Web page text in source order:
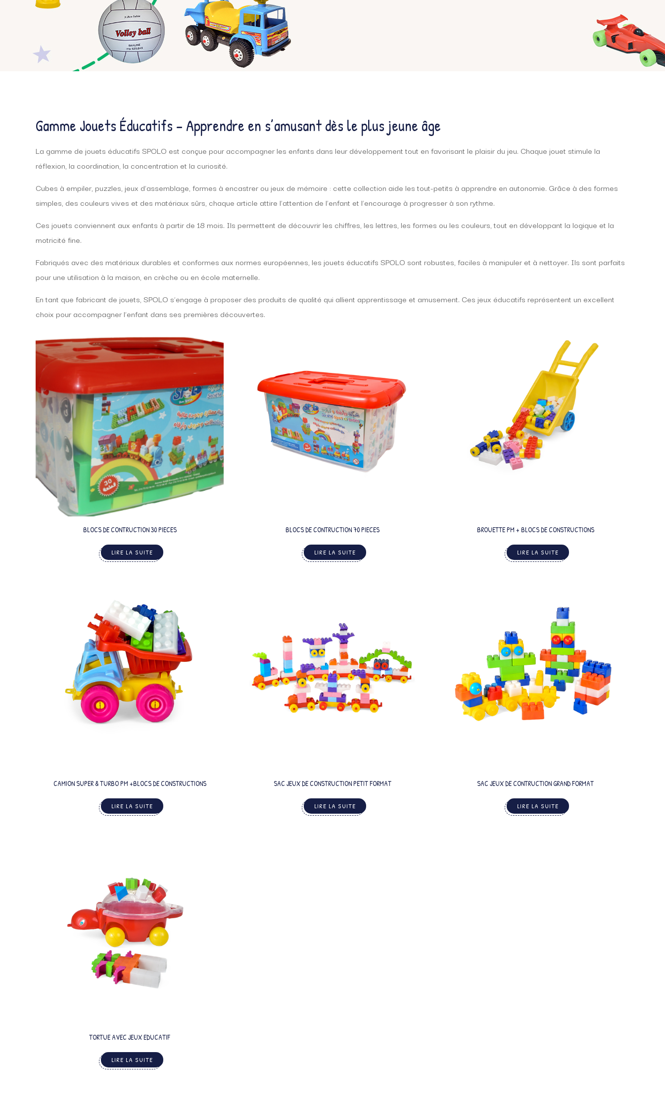
Gamme Jouets Éducatifs – Apprendre en s’amusant dès le plus jeune âge
La gamme de jouets éducatifs SPOLO est conçue pour accompagner les enfants dans leur développement tout en favorisant le plaisir du jeu. Chaque jouet stimule la
réflexion, la coordination, la concentration et la curiosité.
Cubes à empiler, puzzles, jeux d’assemblage, formes à encastrer ou jeux de mémoire : cette collection aide les tout-petits à apprendre en autonomie. Grâce à des formes
simples, des couleurs vives et des matériaux sûrs, chaque article attire l’attention de l’enfant et l’encourage à progresser à son rythme.
Ces jouets conviennent aux enfants à partir de 18 mois. Ils permettent de découvrir les chiffres, les lettres, les formes ou les couleurs, tout en développant la logique et la
motricité fine.
Fabriqués avec des matériaux durables et conformes aux normes européennes, les jouets éducatifs SPOLO sont robustes, faciles à manipuler et à nettoyer. Ils sont parfaits
pour une utilisation à la maison, en crèche ou en école maternelle.
En tant que fabricant de jouets, SPOLO s’engage à proposer des produits de qualité qui allient apprentissage et amusement. Ces jeux éducatifs représentent un excellent
choix pour accompagner l’enfant dans ses premières découvertes.
BLOCS DE CONTRUCTION 30 PIECES
LIRE LA SUITE
BLOCS DE CONTRUCTION 70 PIECES
LIRE LA SUITE
BROUETTE PM + BLOCS DE CONSTRUCTIONS
LIRE LA SUITE
CAMION SUPER & TURBO PM +BLOCS DE CONSTRUCTIONS
LIRE LA SUITE
SAC JEUX DE CONSTRUCTION PETIT FORMAT
LIRE LA SUITE
SAC JEUX DE CONTRUCTION GRAND FORMAT
LIRE LA SUITE
TORTUE AVEC JEUX EDUCATIF
LIRE LA SUITE